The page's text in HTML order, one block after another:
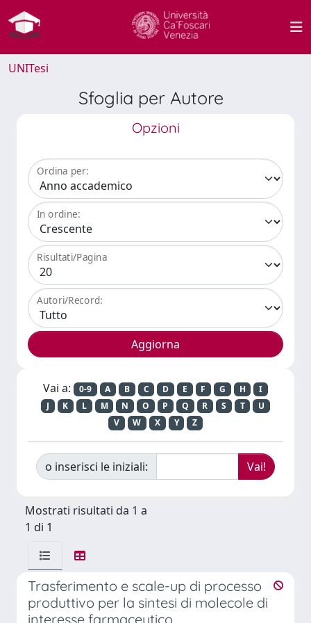
UNITesi
Sfoglia per Autore
Opzioni
Ordina per:
In ordine:
Risultati/Pagina
Autori/Record:
Vai a: 0-9 A B C D E F G H
I
J
K L M N O P Q R S T
U
V
W X Y Z
o inserisci le iniziali:
Mostrati risultati da 1 a
1 di 1
Trasferimento e scale-up di processo
produttivo per la sintesi di molecole di
interesse farmaceutico